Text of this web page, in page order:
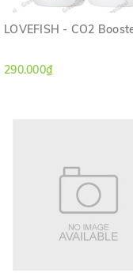
LOVEFISH - CO2
290.000₫